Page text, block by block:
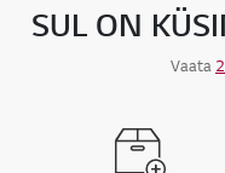
SUL ON
Vaata